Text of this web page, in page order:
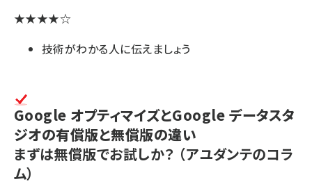
★★★★☆
技術がわかる人に伝えましょう
Google オプティマイズとGoogle データスタ
ジオの有償版と無償版の違い
まずは無償版でお試しか？ （アユダンテのコラ
ム）